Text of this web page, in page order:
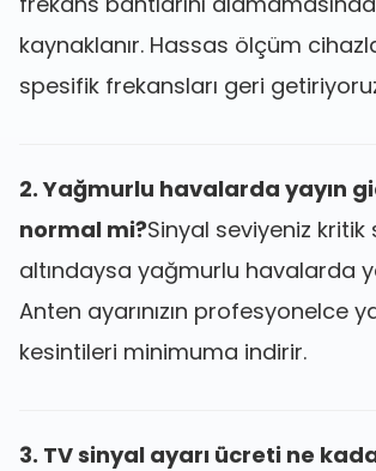
kaynaklanır. Hassas ölçüm
spesifik frekansları geri
2. Yağmurlu havalarda yayın
normal mi?Sinyal seviyeniz kritik
altındaysa yağmurlu havalarda
Anten ayarınızın profesyonelce
kesintileri minimuma indirir.
3. TV sinyal ayarı ücreti ne